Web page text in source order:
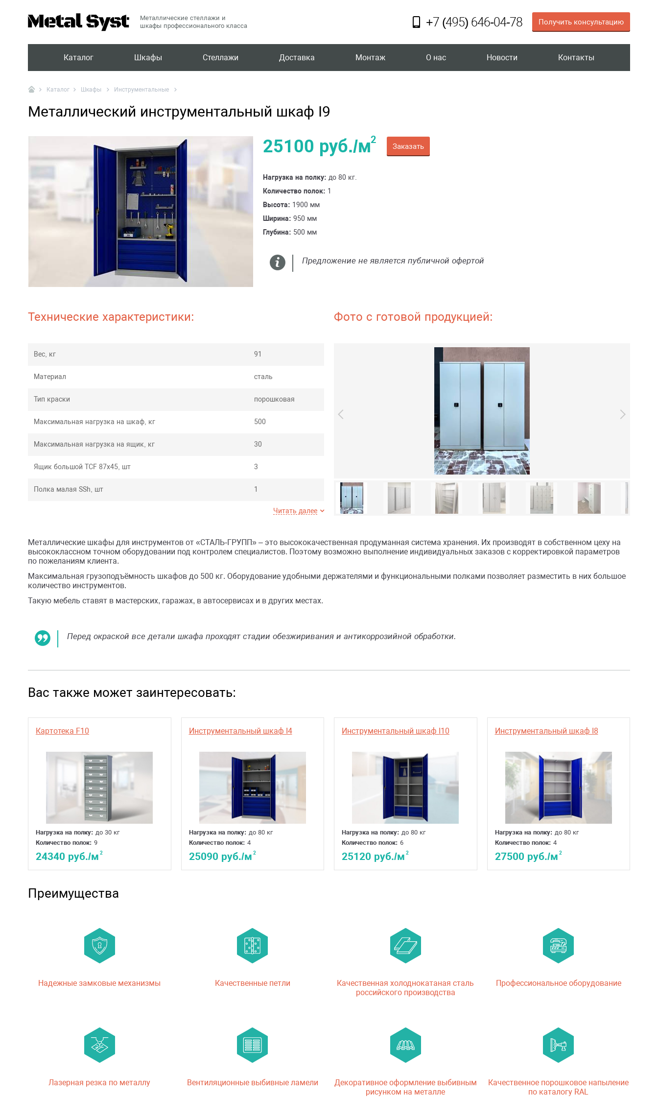
Металлические стеллажи и
шкафы профессионального класса
+7 (495) 646-04-78 Получить консультацию
Каталог Шкафы Стеллажи Доставка Монтаж О нас Новости Контакты
Каталог Шкафы Инструментальные
Металлический инструментальный шкаф I9
25100 руб./м2
Заказать
Нагрузка на полку: до 80 кг.
Количество полок: 1
Высота: 1900 мм
Ширина: 950 мм
Глубина: 500 мм
Предложение не является публичной офертой
Технические характеристики:
Вес, кг 91
Материал сталь
Тип краски порошковая
Максимальная нагрузка на шкаф, кг 500
Максимальная нагрузка на ящик, кг 30
Ящик большой TCF 87x45, шт 3
Полка малая SSh, шт 1
Держатель инструмента TH, шт 1
Крючок, шт 6
TC экран перфорированный TCS 50x43, шт 4
Тип замка
Гарантия 1 год
Страна производитель
Читать далее
Фото с готовой продукцией:
Металлические шкафы для инструментов от «СТАЛЬ-ГРУПП» – это высококачественная продуманная система хранения. Их производят в собственном цеху на
высококлассном точном оборудовании под контролем специалистов. Поэтому возможно выполнение индивидуальных заказов с корректировкой параметров
по пожеланиям клиента.
Максимальная грузоподъёмность шкафов до 500 кг. Оборудование удобными держателями и функциональными полками позволяет разместить в них большое
количество инструментов.
Такую мебель ставят в мастерских, гаражах, в автосервисах и в других местах.
Перед окраской все детали шкафа проходят стадии обезжиривания и антикоррозийной обработки.
Вас также может заинтересовать:
Картотека F10
Нагрузка на полку: до 30 кг
Количество полок: 9
24340 руб./м 2
Инструментальный шкаф I4
Нагрузка на полку: до 80 кг
Количество полок: 4
25090 руб./м 2
Инструментальный шкаф I10
Нагрузка на полку: до 80 кг
Количество полок: 6
25120 руб./м 2
Инструментальный шкаф I8
Нагрузка на полку: до 80 кг
Количество полок: 4
27500 руб./м 2
Преимущества
Надежные замковые механизмы Качественные петли
Качественная холоднокатаная сталь
российского производства
Профессиональное оборудование
Лазерная резка по металлу Вентиляционные выбивные ламели
Декоративное оформление выбивным
рисунком на металле
Качественное порошковое напыление
по каталогу RAL